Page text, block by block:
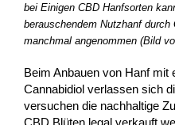
bei Einigen CBD Hanfsorten
berauschendem Nutzhanf
manchmal angenommen (Bild
Beim Anbauen von Hanf mit
Cannabidiol verlassen sich
versuchen die nachhaltige
CBD Blüten legal verkauft